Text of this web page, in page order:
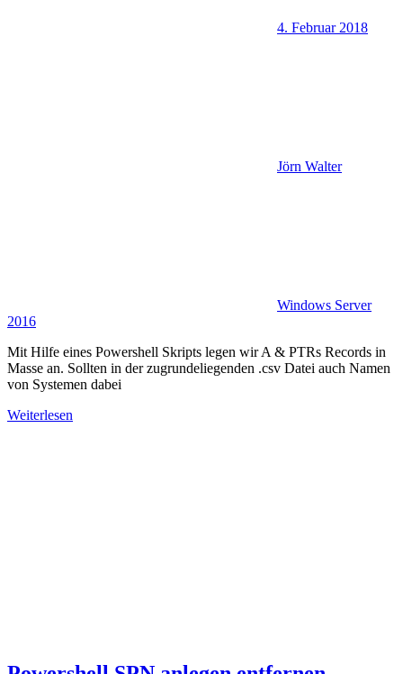
4. Februar 2018
Jörn Walter
Windows Server
2016
Mit Hilfe eines Powershell Skripts legen wir A & PTRs Records in
Masse an. Sollten in der zugrundeliegenden .csv Datei auch Namen
von Systemen dabei
Weiterlesen